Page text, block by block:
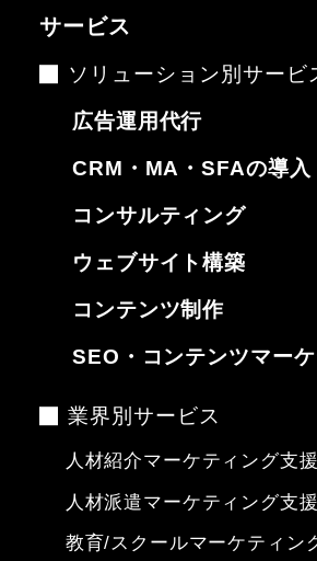
サービス
ソリューション別サービ
広告運用代行
CRM・MA・SFAの導入
コンサルティング
ウェブサイト構築
コンテンツ制作
SEO・コンテンツマー
業界別サービス
人材紹介マーケティング支援
人材派遣マーケティング支援
教育/スクールマーケティン